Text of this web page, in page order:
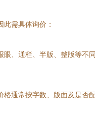
需具体询价：
、通栏、半版、整版等
通常按字数、版面及是